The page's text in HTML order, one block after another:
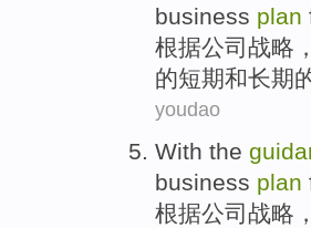
business plan
根据公司 战略 ，
的短期和长期
youdao
With the
business plan
根据公司 战略 ，